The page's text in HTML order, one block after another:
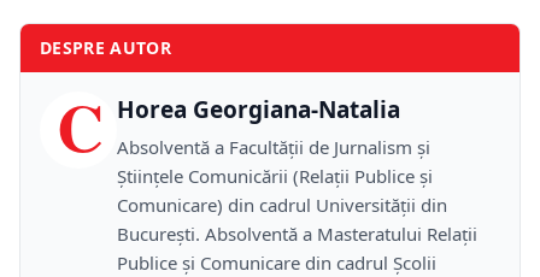
DESPRE AUTOR
C Horea Georgiana-Natalia
Absolventă a Facultății de Jurnalism și
Științele Comunicării (Relații Publice și
Comunicare) din cadrul Universității din
București. Absolventă a Masteratului Relații
Publice și Comunicare din cadrul Școlii